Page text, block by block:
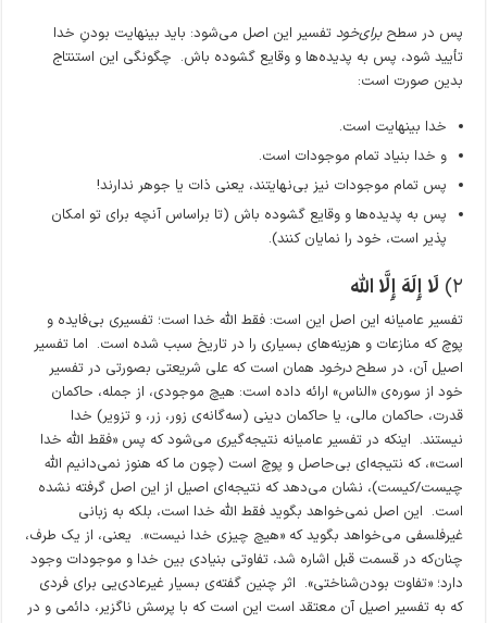
پس در سطحبرای‌خود تفسیر این اصل می‌شود: باید بینهایت بودنِ خدا
تأیید شود، پس به پدیده‌ها و وقایع گشوده باش. چگونگی این استنتاج
بدین صورت است:
خدا بینهایت است.
و خدا بنیاد تمام موجودات است.
پس تمام موجودات نیز بی‌نهایتند، یعنی ذات یا جوهر ندارند!
پس به پدیده‌ها و وقایع گشوده باش (تا براساس آنچه برای تو امکان
پذیر است، خود را نمایان کنند).
۲) لَا إِلَهَ إِلَّا اللَّه
تفسیر عامیانه این اصل این است: فقط الله خدا است؛ تفسیری بی‌فایده و
پوچ که منازعات و هزینه‌های بسیاری را در تاریخ سبب شده است. اما تفسیر
اصیل آن، در سطحدرخود همان است که علی شریعتی بصورتی در تفسیر
خود از سوره‌ی «الناس» ارائه داده است: هیچ موجودی، از جمله، حاکمان
قدرت، حاکمان مالی، یا حاکمان دینی (سه‌گانه‌ی زور، زر، و تزویر) خدا
نیستند. اینکه در تفسیر عامیانه نتیجه‌گیری می‌شود که پس «فقط اللَّه خدا
است»، که نتیجه‌ای بی‌حاصل و پوچ است (چون ما که هنوز نمی‌دانیم الله
چیست/کیست)، نشان می‌دهد که نتیجه‌ای اصیل از این اصل گرفته نشده
است. این اصل نمی‌خواهد بگوید فقط اللَّه خدا است، بلکه به زبانی
غیرفلسفی می‌خواهد بگوید که «هیچ چیزی خدا نیست». یعنی، از یک طرف،
چنان‌که در قسمت قبل اشاره شد، تفاوتی بنیادی بین خدا و موجودات وجود
دارد؛ «تفاوت بودن‌شناختی». اثر چنین گفته‌ی بسیار غیرعادی‌یی برای فردی
که به تفسیر اصیل آن معتقد است این است که با پرسش ناگزیر، دائمی و در